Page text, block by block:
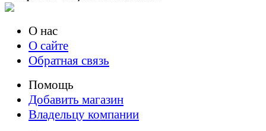
О нас
О сайте
Обратная связь
Помощь
Добавить магазин
Владельцу компании